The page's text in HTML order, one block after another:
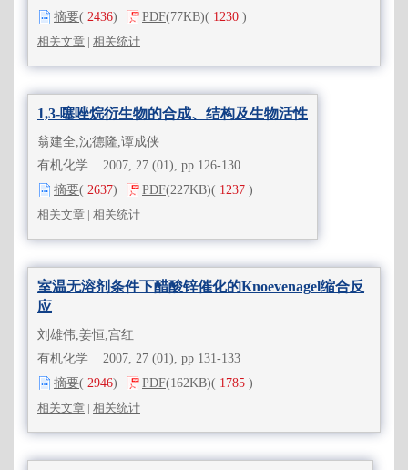
摘要( 2436) PDF(77KB)( 1230 )
相关文章 | 相关统计
1,3-噻唑烷衍生物的合成、结构及生物活性
翁建全,沈德隆,谭成侠
有机化学 2007, 27 (01), pp 126-130
摘要( 2637) PDF(227KB)( 1237 )
相关文章 | 相关统计
室温无溶剂条件下醋酸锌催化的Knoevenagel缩合反
应
刘雄伟,姜恒,宫红
有机化学 2007, 27 (01), pp 131-133
摘要( 2946) PDF(162KB)( 1785 )
相关文章 | 相关统计